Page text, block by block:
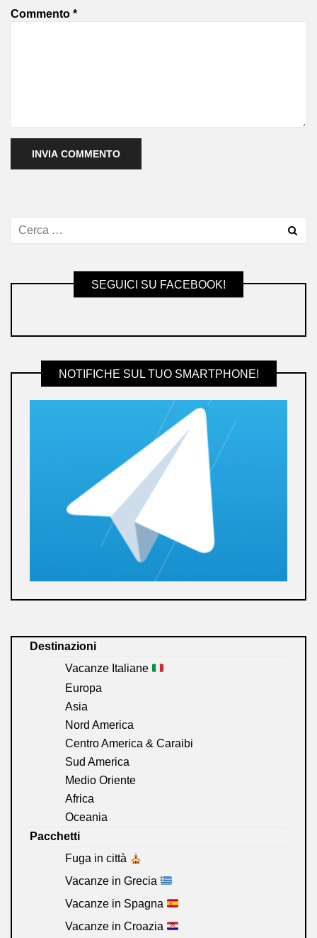
Commento *
SEGUICI SU FACEBOOK!
NOTIFICHE SUL TUO SMARTPHONE!
Destinazioni
Vacanze Italiane
Europa
Asia
Nord America
Centro America & Caraibi
Sud America
Medio Oriente
Africa
Oceania
Pacchetti
Fuga in città
Vacanze in Grecia
Vacanze in Spagna
Vacanze in Croazia